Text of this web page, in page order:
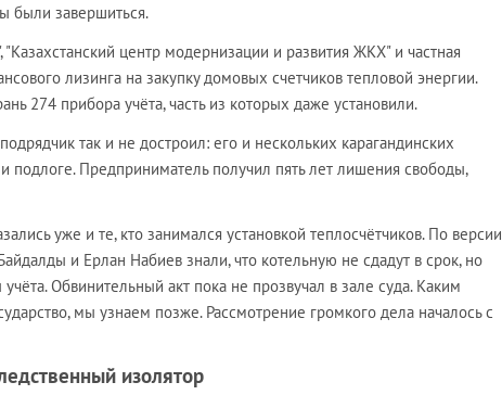
были завершиться.
центр модернизации и развития ЖКХ" и частная
лизинга на закупку домовых счетчиков тепловой энергии.
274 прибора учёта, часть из которых даже установили.
так и не достроил: его и нескольких карагандинских
подлоге. Предприниматель получил пять лет лишения свободы,
уже и те, кто занимался установкой теплосчётчиков. По версии
и Ерлан Набиев знали, что котельную не сдадут в срок, но
Обвинительный акт пока не прозвучал в зале суда. Каким
мы узнаем позже. Рассмотрение громкого дела началось с
изолятор